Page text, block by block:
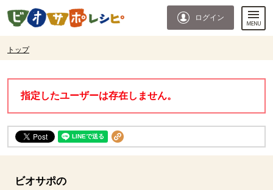
ページの先頭です。
ログイン
トップ
現在位置ここまで
指定したユーザーは存在しません。
ビオサポの